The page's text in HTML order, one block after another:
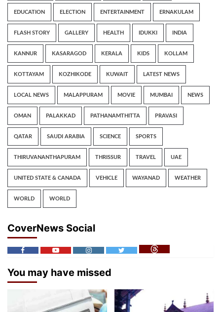
EDUCATION ELECTION ENTERTAINMENT ERNAKULAM
FLASH STORY GALLERY HEALTH IDUKKI INDIA
KANNUR KASARAGOD KERALA KIDS KOLLAM
KOTTAYAM KOZHIKODE KUWAIT LATEST NEWS
LOCAL NEWS MALAPPURAM MOVIE MUMBAI NEWS
OMAN PALAKKAD PATHANAMTHITTA PRAVASI
QATAR SAUDI ARABIA SCIENCE SPORTS
THIRUVANANTHAPURAM THRISSUR TRAVEL UAE
UNITED STATE & CANADA VEHICLE WAYANAD WEATHER
WORLD WORLD
CoverNews Social
You may have missed